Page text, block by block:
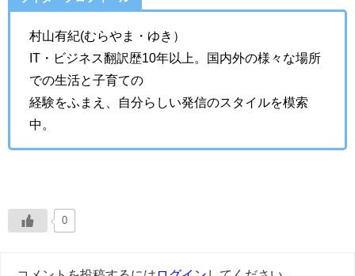
村山有紀(むらやま・ゆき）
IT・ビジネス翻訳歴10年以上。国内外の様々な場所
での生活と子育ての
経験をふまえ、自分らしい発信のスタイルを模索
中。
0